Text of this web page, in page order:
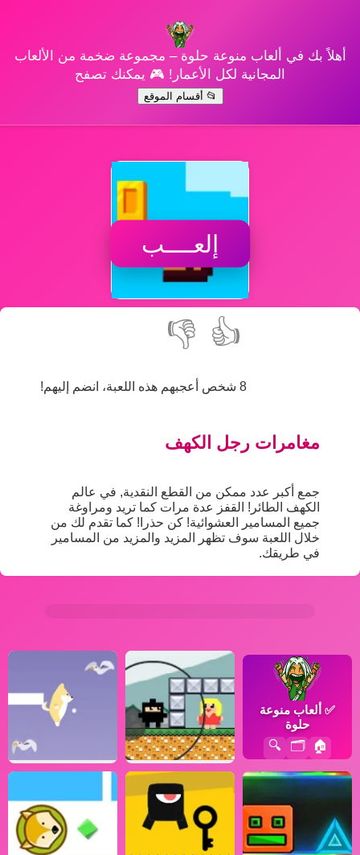
أهلاً بك في ألعاب منوعة حلوة – مجموعة ضخمة من الألعاب
المجانية لكل الأعمار! 🎮 يمكنك تصفح
📂 أقسام الموقع
إلعــــب
👍
👎
8 شخص أعجبهم هذه اللعبة، انضم إليهم!
مغامرات رجل الكهف
جمع أكبر عدد ممكن من القطع النقدية, في عالم
الكهف الطائر! القفز عدة مرات كما تريد ومراوغة
جميع المسامير العشوائية! كن حذرا! كما تقدم لك من
خلال اللعبة سوف تظهر المزيد والمزيد من المسامير
في طريقك.
✅ ألعاب منوعة
حلوة
🏠
🗂️
🔍